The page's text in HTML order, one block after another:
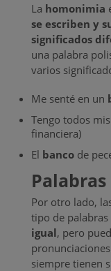
La homonimia
se escriben y
significados
una palabra
varios
Me senté en un
Tengo todos
financiera)
El bancode
Por otro lado,
tipo de
igual, pero
siempre tienen